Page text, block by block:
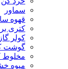
سماور
قهوه
کتری
کولر
گوشت
مخلوط
میوه